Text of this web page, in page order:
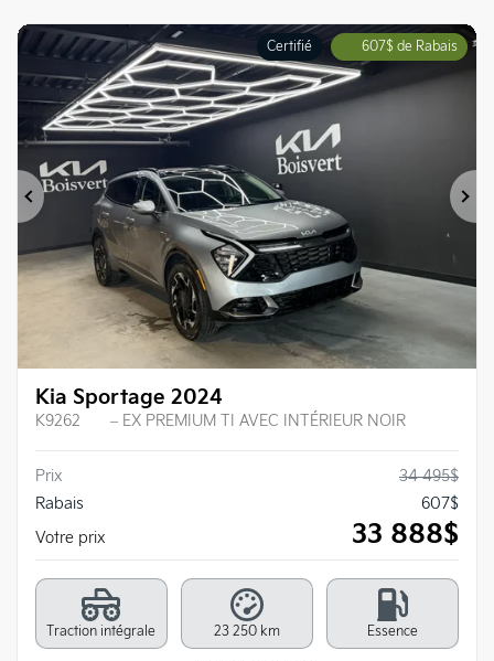
Certifié 607$ de Rabais
Précédent
Kia Sportage 2024
K9262 – EX PREMIUM TI AVEC INTÉRIEUR NOIR
Prix 34 495$
Rabais
607$
Votre prix
33 888$
Traction intégrale 23 250 km Essence